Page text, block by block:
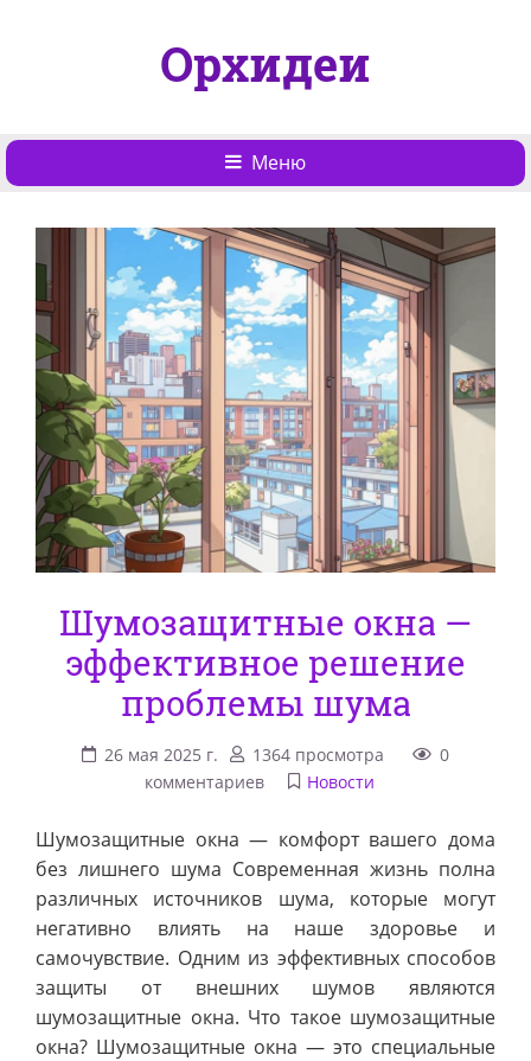
Орхидеи
Меню
Шумозащитные окна —
эффективное решение
проблемы шума
26 мая 2025 г. 1364 просмотра
0
комментариев
Новости
Шумозащитные окна — комфорт вашего дома
без лишнего шума Современная жизнь полна
различных источников шума, которые могут
негативно влиять на наше здоровье и
самочувствие. Одним из эффективных способов
защиты от внешних шумов являются
шумозащитные окна. Что такое шумозащитные
окна? Шумозащитные окна — это специальные